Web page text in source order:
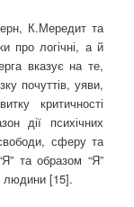
К.Мередит та
про логічні, а й
вказує на те,
почуттів, уяви,
критичності
дії психічних
сферу та
та образом “Я”
людини [15].